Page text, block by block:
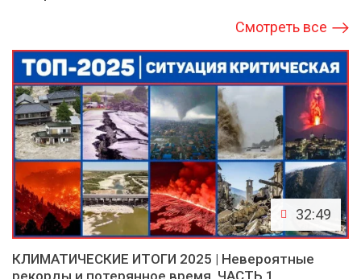
Смотреть все
32:49
КЛИМАТИЧЕСКИЕ ИТОГИ 2025 | Невероятные
рекорды и потерянное время. ЧАСТЬ 1